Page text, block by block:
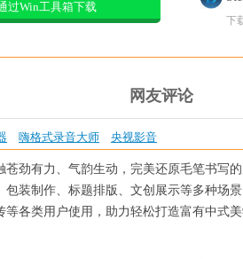
过Win工具箱下载
下
网友评论
嗨格式录音大师 央视影音
劲有力、气韵生动，完美还原毛笔书写
装制作、标题排版、文创展示等多种场
各类用户使用，助力轻松打造富有中式美